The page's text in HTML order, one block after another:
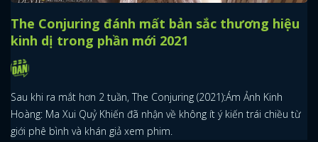
The Conjuring đánh mất bản sắc thương hiệu
kinh dị trong phần mới 2021
Sau khi ra mắt hơn 2 tuần, The Conjuring (2021):Ám Ảnh Kinh
Hoàng: Ma Xui Quỷ Khiến đã nhận về không ít ý kiến trái chiều từ
giới phê bình và khán giả xem phim.